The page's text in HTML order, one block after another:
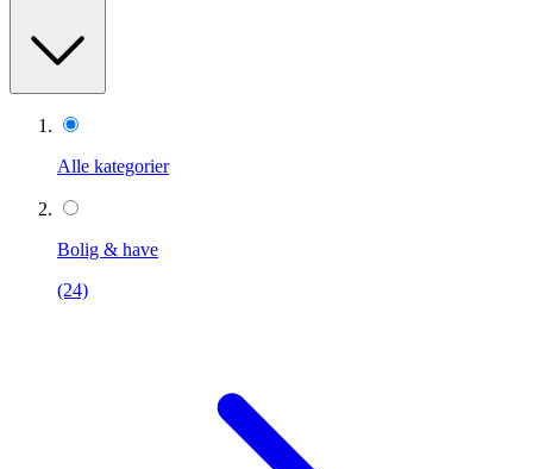
Alle kategorier
Bolig & have
(24)